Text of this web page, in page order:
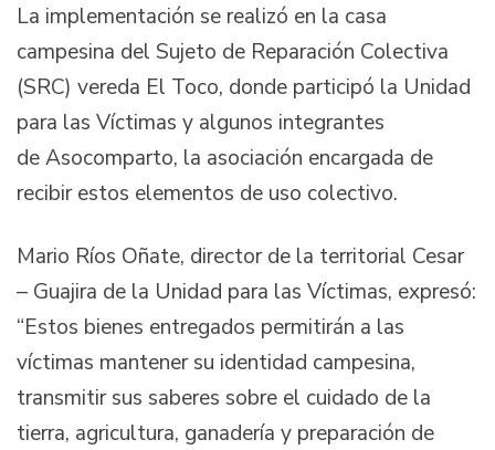
La implementación se realizó en la casa
campesina del Sujeto de Reparación Colectiva
(SRC) vereda El Toco, donde participó la Unidad
para las Víctimas y algunos integrantes
de Asocomparto, la asociación encargada de
recibir estos elementos de uso colectivo.
Mario Ríos Oñate, director de la territorial Cesar
– Guajira de la Unidad para las Víctimas, expresó:
“Estos bienes entregados permitirán a las
víctimas mantener su identidad campesina,
transmitir sus saberes sobre el cuidado de la
tierra, agricultura, ganadería y preparación de